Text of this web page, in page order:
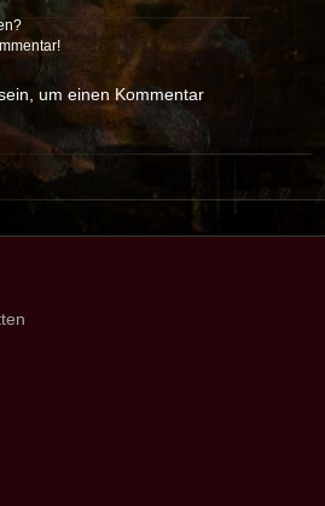
um einen Kommentar